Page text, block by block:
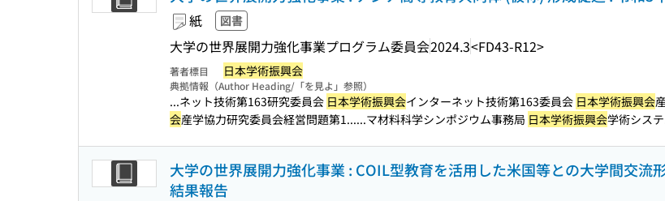
紙 図書
大学の世界展開力強化事業プログラム委員会2024.3<FD43-R12>
著者標目 日本学術振興会
典拠情報（Author Heading/「を見よ」参照）
...ネット技術第163研究委員会 日本学術振興会インターネット技術第163委員会 日本学術振興会
会産学協力研究委員会経営問題第1......マ材料科学シンポジウム事務局 日本学術振興会学術シス
大学の世界展開力強化事業 : COIL型教育を活用した米国等との大学間交流
結果報告